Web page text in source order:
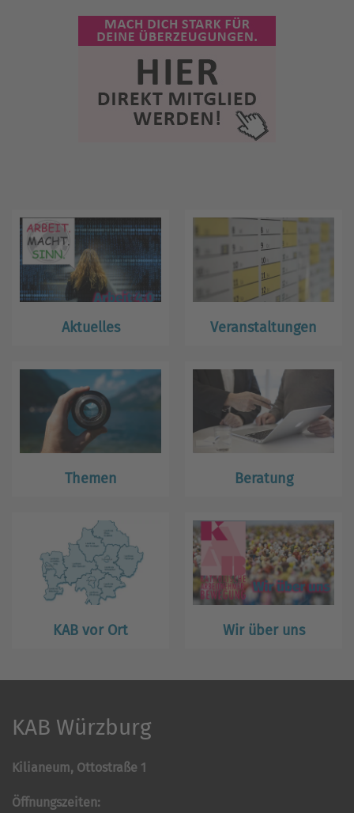
Aktuelles Veranstaltungen
Themen Beratung
KAB vor Ort Wir über uns
KAB Würzburg
Kilianeum, Ottostraße 1
Öffnungszeiten: